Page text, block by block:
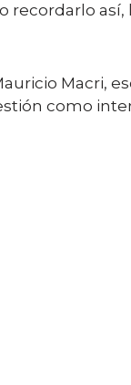
Macri,
como